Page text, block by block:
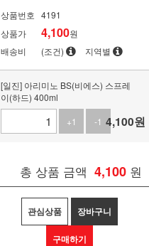
상품번호 4191
상품가
4,100원
배송비
(조건) 지역별
[일진] 아리미노 BS(비에스) 스프레
이(하드) 400ml
+1
-1 4,100원
총 상품 금액 4,100 원
관심상품 장바구니
구매하기